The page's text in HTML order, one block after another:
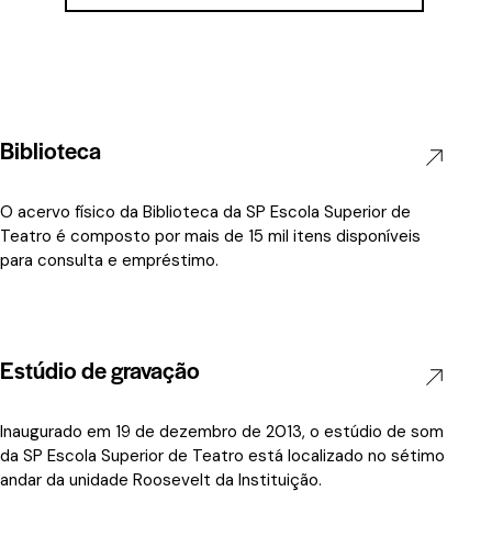
Biblioteca
O acervo físico da Biblioteca da SP Escola Superior de
Teatro é composto por mais de 15 mil itens disponíveis
para consulta e empréstimo.
Estúdio de gravação
Inaugurado em 19 de dezembro de 2013, o estúdio de som
da SP Escola Superior de Teatro está localizado no sétimo
andar da unidade Roosevelt da Instituição.